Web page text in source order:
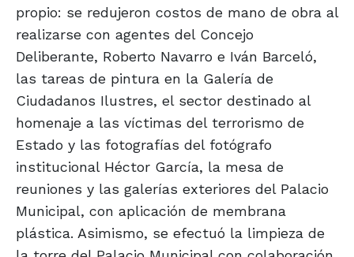
propio: se redujeron costos de mano de obra al
realizarse con agentes del Concejo
Deliberante, Roberto Navarro e Iván Barceló,
las tareas de pintura en la Galería de
Ciudadanos Ilustres, el sector destinado al
homenaje a las víctimas del terrorismo de
Estado y las fotografías del fotógrafo
institucional Héctor García, la mesa de
reuniones y las galerías exteriores del Palacio
Municipal, con aplicación de membrana
plástica. Asimismo, se efectuó la limpieza de